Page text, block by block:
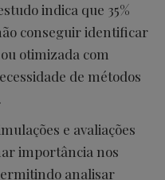
indica que 35%
conseguir identificar
otimizada com
de métodos
e avaliações
importância nos
analisar